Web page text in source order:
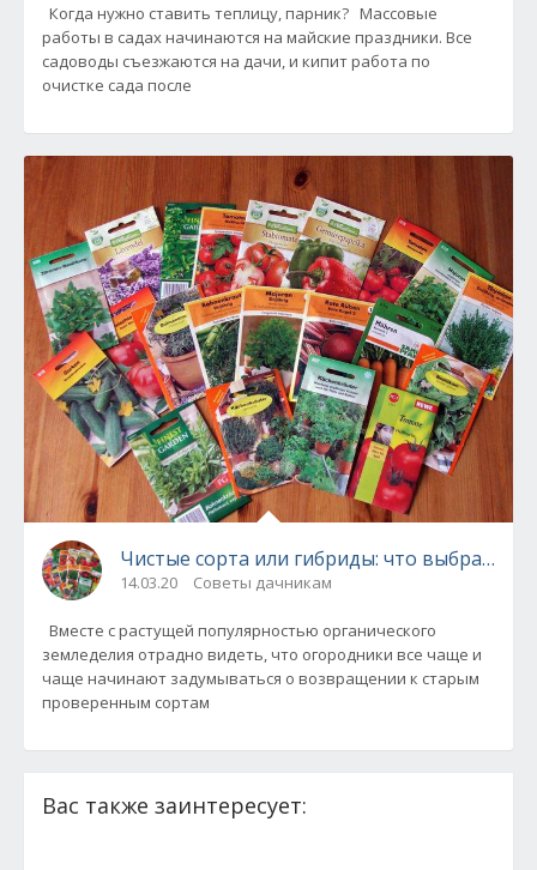
Когда нужно ставить теплицу, парник? Массовые
работы в садах начинаются на майские праздники. Все
садоводы съезжаются на дачи, и кипит работа по
очистке сада после
Чистые сорта или гибриды: что выбрать?
14.03.20 Советы дачникам
Вместе с растущей популярностью органического
земледелия отрадно видеть, что огородники все чаще и
чаще начинают задумываться о возвращении к старым
проверенным сортам
Вас также заинтересует: